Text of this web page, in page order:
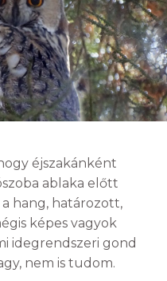
éjszakánként
ablaka előtt
hang, határozott,
képes vagyok
idegrendszeri gond
nem is tudom.